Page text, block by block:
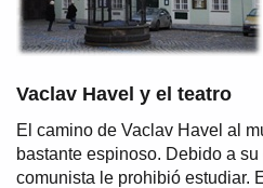
Vaclav Havel y el teatro
El camino de Vaclav Havel al
bastante espinoso. Debido a
comunista le prohibió estudiar.